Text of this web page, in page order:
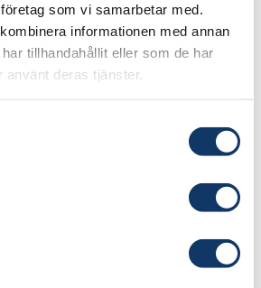
som vi samarbetar med.
informationen med annan
tillhandahållit eller som de har
använt deras tjänster.
en teknik för belagd nano
fungera med vanliga
tillverkning av ett
Elektroderna kan
annat storskalig